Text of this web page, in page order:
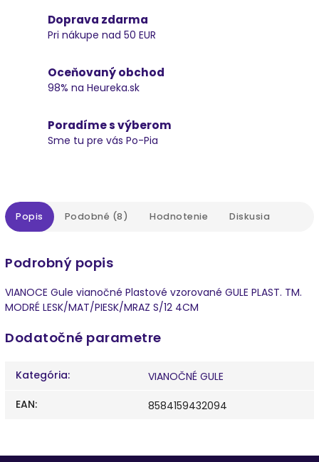
Doprava zdarma
Pri nákupe nad 50 EUR
Oceňovaný obchod
98% na Heureka.sk
Poradíme s výberom
Sme tu pre vás Po-Pia
Popis Podobné (8) Hodnotenie Diskusia
Podrobný popis
VIANOCE Gule vianočné Plastové vzorované GULE PLAST. TM.
MODRÉ LESK/MAT/PIESK/MRAZ S/12 4CM
Dodatočné parametre
Kategória:
VIANOČNÉ GULE
EAN: 8584159432094